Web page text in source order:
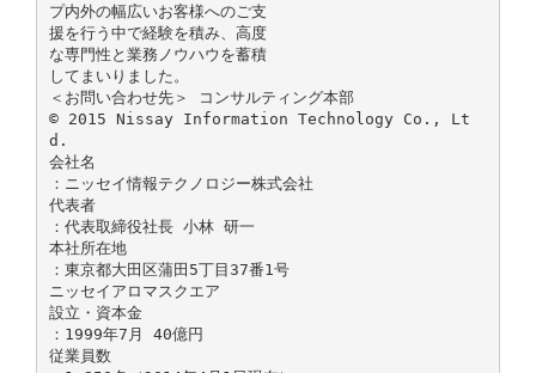
プ内外の幅広いお客様へのご支
援を行う中で経験を積み、高度
な専門性と業務ノウハウを蓄積
してまいりました。
＜お問い合わせ先＞ コンサルティング本部
© 2015 Nissay Information Technology Co., Lt
d.
会社名
：ニッセイ情報テクノロジー株式会社
代表者
：代表取締役社長 小林 研一
本社所在地
：東京都大田区蒲田5丁目37番1号
ニッセイアロマスクエア
設立・資本金
：1999年7月 40億円
従業員数